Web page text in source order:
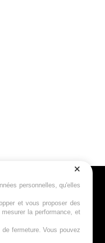
personnelles, qu'elles
et vous proposer des
la performance, et
fermeture. Vous pouvez